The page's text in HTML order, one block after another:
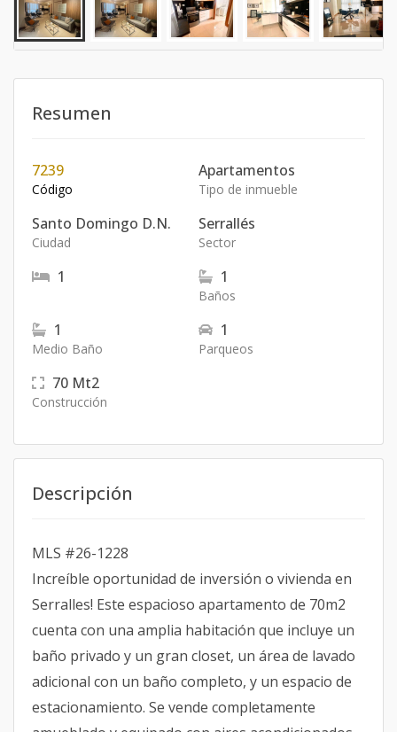
Resumen
7239
Código
Apartamentos
Tipo de inmueble
Santo Domingo D.N.
Ciudad
Serrallés
Sector
1 1
Baños
1
Medio Baño
1
Parqueos
70 Mt2
Construcción
Descripción
MLS #26-1228
Increíble oportunidad de inversión o vivienda en
Serralles! Este espacioso apartamento de 70m2
cuenta con una amplia habitación que incluye un
baño privado y un gran closet, un área de lavado
adicional con un baño completo, y un espacio de
estacionamiento. Se vende completamente